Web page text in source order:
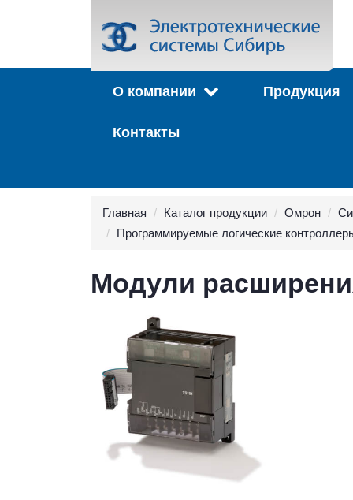
О компании Продукция
Контакты
Главная Каталог продукции Омрон
Программируемые логические
Модули